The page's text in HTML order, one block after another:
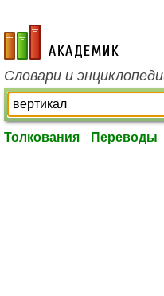
academic.ru
Словари и
Толкования Переводы